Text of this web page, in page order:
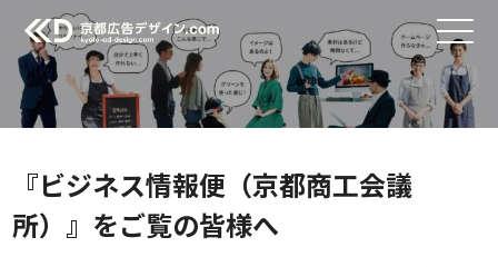
『ビジネス情報便（京都商工会議
所）』をご覧の皆様へ